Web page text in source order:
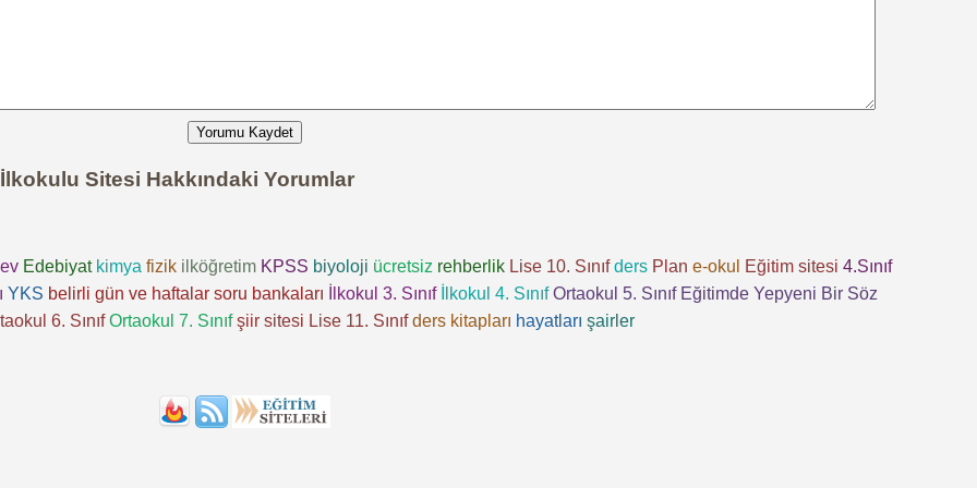
Yorumu Kaydet
Sitesi Hakkındaki Yorumlar
Edebiyat kimya fizik ilköğretim KPSS biyoloji ücretsiz rehberlik Lise 10. Sınıf ders Plan e-okul Eğitim sitesi 4.Sınıf
YKS belirli gün ve haftalar soru bankaları İlkokul 3. Sınıf İlkokul 4. Sınıf Ortaokul 5. Sınıf Eğitimde Yepyeni Bir Söz
6. Sınıf Ortaokul 7. Sınıf şiir sitesi Lise 11. Sınıf ders kitapları hayatları şairler